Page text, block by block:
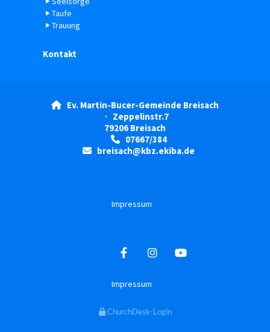
Taufe
Trauung
Kontakt

Ev. Martin-Bucer-Gemeinde Breisach
· Zeppelinstr.7
79206 Breisach
07667/384
 breisach@kbz.ekiba.de
Impressum
Impressum
ChurchDesk-Login